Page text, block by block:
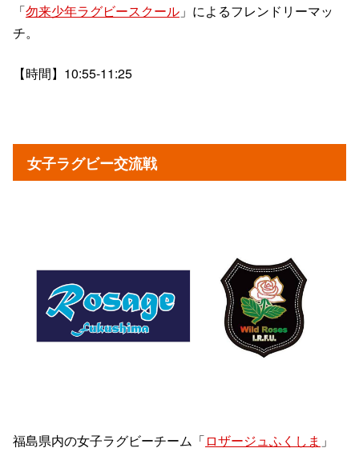
「勿来少年ラグビースクール 」によるフレンドリーマッ
チ。
【時間】10:55-11:25
女子ラグビー交流戦
福島県内の女子ラグビーチーム「ロザージュふくしま 」